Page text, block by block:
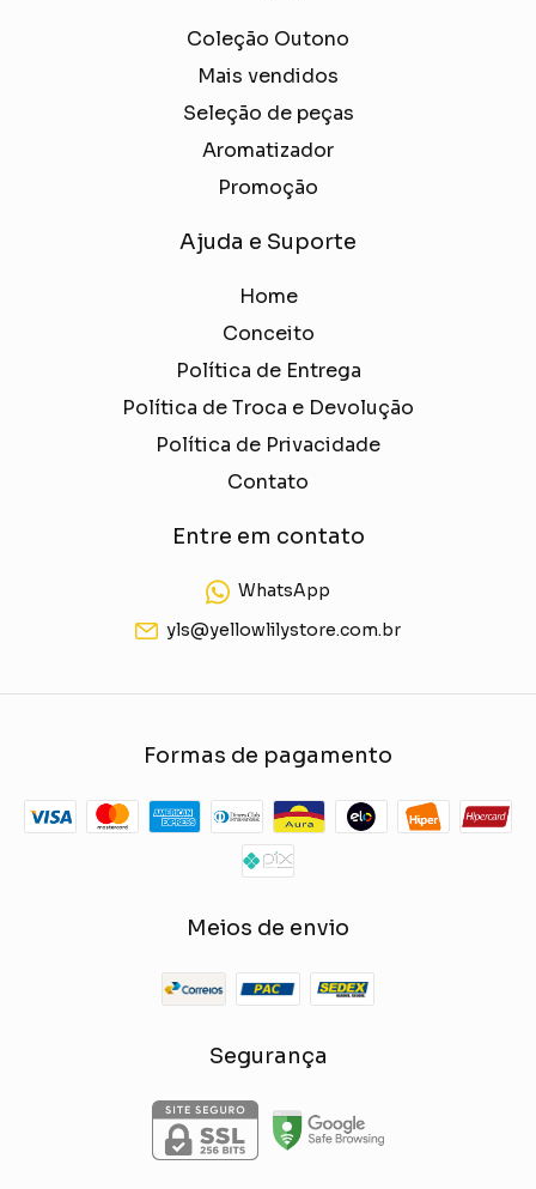
Coleção Outono
Mais vendidos
Seleção de peças
Aromatizador
Promoção
Ajuda e Suporte
Home
Conceito
Política de Entrega
Política de Troca e Devolução
Política de Privacidade
Contato
Entre em contato
WhatsApp
yls@yellowlilystore.com.br
Formas de pagamento
Meios de envio
Segurança